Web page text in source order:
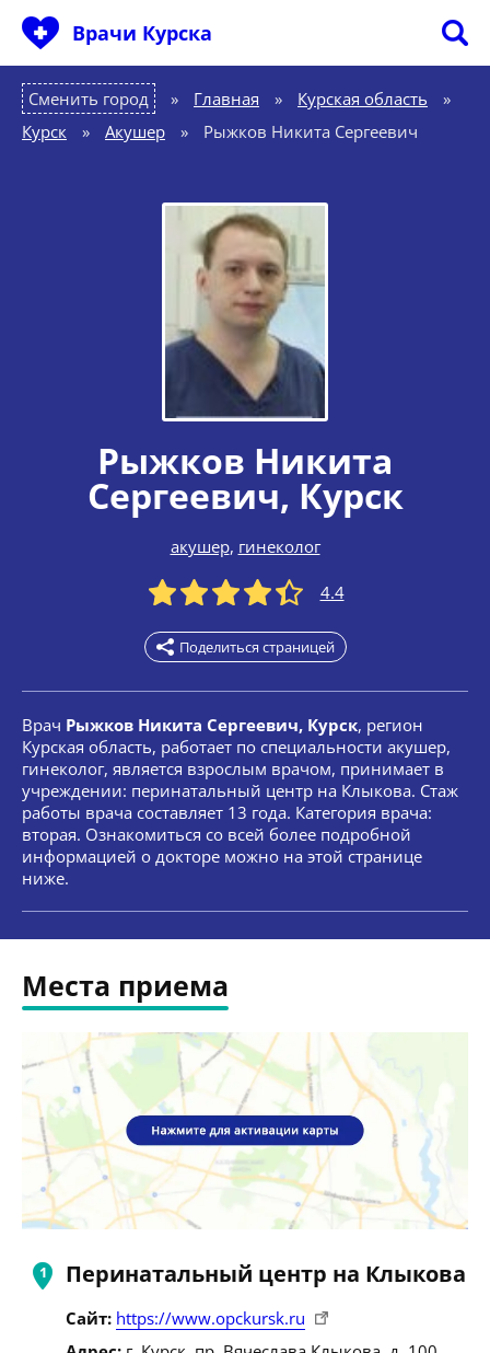
Врачи Курска
Сменить город Главная » Курская область
»
Курск
» Акушер » Рыжков Никита Сергеевич
Рыжков Никита
Сергеевич, Курск
акушер, гинеколог
4.4
Поделиться страницей
Врач Рыжков Никита Сергеевич, Курск, регион
Курская область, работает по специальности акушер,
гинеколог, является взрослым врачом, принимает в
учреждении: перинатальный центр на Клыкова. Стаж
работы врача составляет 13 года. Категория врача:
вторая. Ознакомиться со всей более подробной
информацией о докторе можно на этой странице
ниже.
Места приема
Перинатальный центр на Клыкова
Сайт: https://www.opckursk.ru